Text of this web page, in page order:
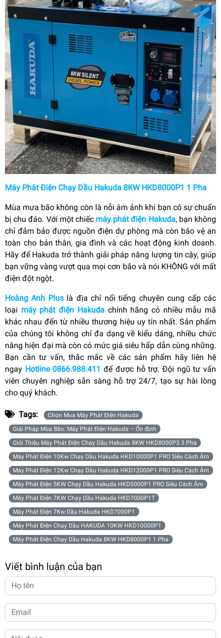
Máy Phát Điện Chạy Dầu Hakuda 8KW HKD8000P1 1 Pha
Mùa mưa bão không còn là nỗi ám ảnh khi bạn có sự chuẩn
bị chu đáo. Với một chiếc máy phát điện Hakuda, bạn không
chỉ đảm bảo được nguồn điện dự phòng mà còn bảo vệ an
toàn cho bản thân, gia đình và các hoạt động kinh doanh.
Hãy để Hakuda trở thành giải pháp năng lượng tin cậy, giúp
bạn vững vàng vượt qua mọi cơn bão và nói KHÔNG với mất
điện đột ngột.
Hoàng Anh Pluslà địa chỉ nổi tiếng chuyên cung cấp các
loại máy phát điện Hakudachính hãng có nhiều mẫu mã
khác nhau đến từ nhiều thương hiệu uy tín nhất. Sản phẩm
của chúng tôi không chỉ đa dạng về kiểu dáng, nhiều chức
năng hiện đại mà còn có mức giá siêu hấp dẫn cùng những.
Bạn cần tư vấn, thắc mắc về các sản phẩm hãy liên hệ
ngay Hotline 0866.988.411 để được hỗ trợ. Đội ngũ tư vấn
viên chuyên nghiệp sẵn sàng hỗ trợ 24/7, tạo sự hài lòng
cho quý khách.
Tags:
Chọn Mua Máy Phát Điện Hakuda
Giải Pháp Mùa Bão: Máy Phát Điện Hakuda – Ổn định
Giới Thiệu Máy Phát Điện Chạy Dầu Hakuda 8KW HKD8000P3 3 Pha
Máy Phát Điện 10Kw Chạy Dầu Hakuda HKD10000P1 PRO Siêu Cách Âm
Máy Phát Điện 12Kw Chạy Dầu Hakuda HKD12000P1 PRO Siêu Cách Âm
Máy Phát Điện 5KW Chạy Dầu Hakuda HKD5000P1 PRO Siêu Cách Âm
Máy Phát Điện 7KW Chạy Dầu Hakuda HKD7000P1T
Máy Phát Điện 7Kw Dầu Hakuda HKD7000P1
Máy Phát Điện Chạy Dầu HAKUDA 10KW HKD10000P1
Máy Phát Điện Chạy Dầu Hakuda 8KW HKD8000P1 1 Pha
Viết bình luận của bạn